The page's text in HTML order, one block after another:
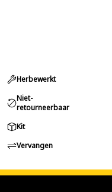
Herbewerkt
Niet-
retourneerbaar
Kit
Vervangen